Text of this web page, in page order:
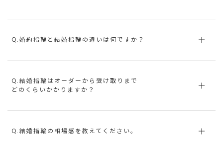
Q.婚約指輪と結婚指輪の違いは何ですか？
Q.結婚指輪はオーダーから受け取りまで
どのくらいかかりますか？
Q.結婚指輪の相場感を教えてください。